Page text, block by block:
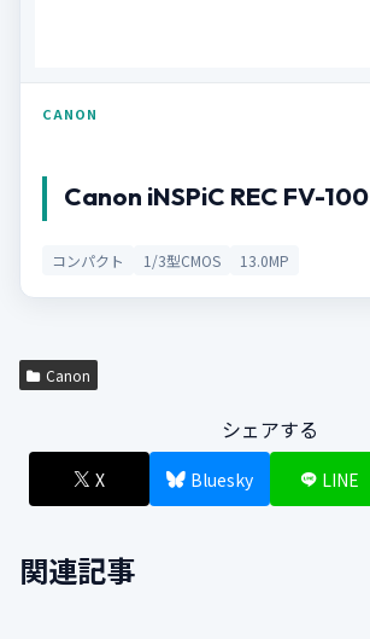
CANON
Canon iNSPiC REC FV-100
コンパクト 1/3型CMOS 13.0MP
Canon
シェアする
X Bluesky LINE
関連記事